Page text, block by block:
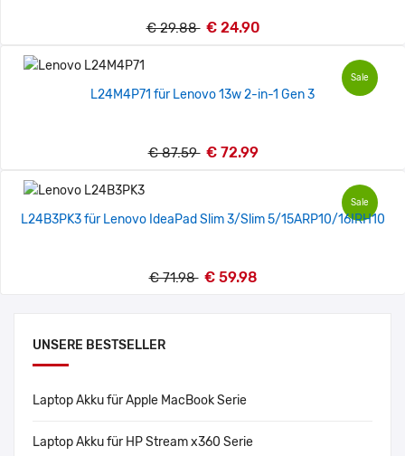
UNSERE BESTSELLER
Laptop Akku für Apple MacBook Serie
Laptop Akku für HP Stream x360 Serie
€ 29.88 € 24.90
Sale
L24M4P71 für Lenovo 13w 2-in-1 Gen 3
€ 87.59 € 72.99
Sale
L24B3PK3 für Lenovo IdeaPad Slim 3/Slim 5/15ARP10/16IRH10
€ 71.98 € 59.98